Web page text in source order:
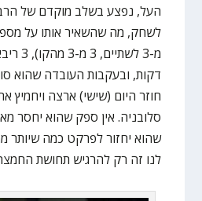
העל, נפצע בשלב מוקדם של
דקות, ובעקבות העובדה שהוא
חוזר היום (שישי) ארצה ויחמיץ
סלובניה. אין ספק שהוא יחסר
שהוא יחזור לפרקט כמה שיותר
לנו זה רק להרגיש תחושת